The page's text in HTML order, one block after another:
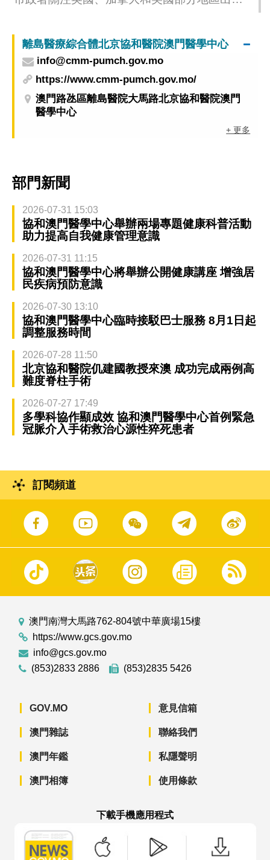
離島醫療綜合體北京協和醫院澳門醫學中心
info@cmm-pumch.gov.mo
https://www.cmm-pumch.gov.mo/
澳門路氹區離島醫院大馬路北京協和醫院澳門
醫學中心
+ 更多
部門新聞
2026-07-31 15:03
協和澳門醫學中心舉辦兩場專題健康科普活動
助力提高自我健康管理意識
2026-07-31 11:15
協和澳門醫學中心將舉辦公開健康講座 增強居
民疾病預防意識
2026-07-30 13:10
協和澳門醫學中心臨時接駁巴士服務 8月1日起
調整服務時間
2026-07-28 11:50
北京協和醫院仉建國教授來澳 成功完成兩例高
難度脊柱手術
2026-07-27 17:49
多學科協作顯成效 協和澳門醫學中心首例緊急
冠脈介入手術救治心源性猝死患者
訂閱頻道
澳門南灣大馬路762-804號中華廣場15樓
https://www.gcs.gov.mo
info@gcs.gov.mo
(853)2833 2886
(853)2835 5426
GOV.MO
澳門雜誌
澳門年鑑
澳門相簿
意見信箱
聯絡我們
私隱聲明
使用條款
下載手機應用程式